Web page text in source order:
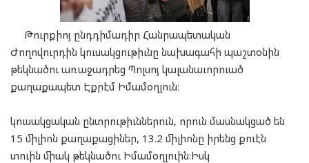
Թուրքիոյ ընդդիմադիր Հանրապետական
Ժողովուրդին կուսակցութիւնը նախագահի պաշտօնին
թեկնածու առաջադրեց Պոլսոյ կալանաւորուած
քաղաքապետ Էքրէմ Իմամօղլուն։
կուսակցական ընտրութիւններուն, որուն մասնակցած են
15 միլիոն քաղաքացիներ, 13.2 միլիոնը իրենց քուէն
տուին միակ թեկնածու Իմամօղլուին։Իսկ